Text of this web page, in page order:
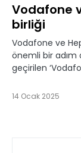
Vodafone
birliği
Vodafone ve
önemli bir adım
geçirilen
14 Ocak 2025